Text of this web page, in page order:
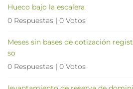
Hueco bajo la escalera
0 Respuestas | 0 Votos
Meses sin bases de cotización
so
0 Respuestas | 0 Votos